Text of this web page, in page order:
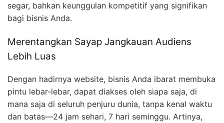
segar, bahkan keunggulan kompetitif yang signifikan
bagi bisnis Anda.
Merentangkan Sayap Jangkauan Audiens
Lebih Luas
Dengan hadirnya website, bisnis Anda ibarat membuka
pintu lebar-lebar, dapat diakses oleh siapa saja, di
mana saja di seluruh penjuru dunia, tanpa kenal waktu
dan batas—24 jam sehari, 7 hari seminggu. Artinya,